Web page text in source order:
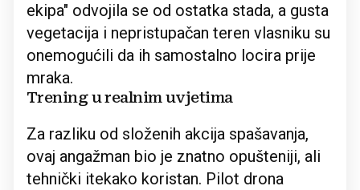
ekipa" odvojila se od ostatka stada, a gusta
vegetacija i nepristupačan teren vlasniku su
onemogućili da ih samostalno locira prije
mraka.
Trening u realnim uvjetima
Za razliku od složenih akcija spašavanja,
ovaj angažman bio je znatno opušteniji, ali
tehnički itekako koristan. Pilot drona